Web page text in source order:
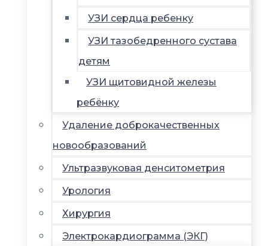
УЗИ сердца ребенку
УЗИ тазобедренного сустава
детям
УЗИ щитовидной железы
ребёнку
Удаление доброкачественных
новообразований
Ультразвуковая денситометрия
Урология
Хирургия
Электрокардиограмма (ЭКГ)